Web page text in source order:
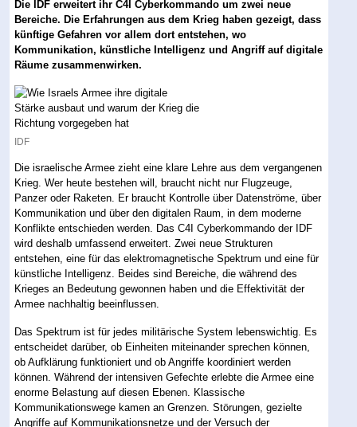
Die IDF erweitert ihr C4I Cyberkommando um zwei neue
Bereiche. Die Erfahrungen aus dem Krieg haben gezeigt, dass
künftige Gefahren vor allem dort entstehen, wo
Kommunikation, künstliche Intelligenz und Angriff auf digitale
Räume zusammenwirken.
IDF
Die israelische Armee zieht eine klare Lehre aus dem vergangenen
Krieg. Wer heute bestehen will, braucht nicht nur Flugzeuge,
Panzer oder Raketen. Er braucht Kontrolle über Datenströme, über
Kommunikation und über den digitalen Raum, in dem moderne
Konflikte entschieden werden. Das C4I Cyberkommando der IDF
wird deshalb umfassend erweitert. Zwei neue Strukturen
entstehen, eine für das elektromagnetische Spektrum und eine für
künstliche Intelligenz. Beides sind Bereiche, die während des
Krieges an Bedeutung gewonnen haben und die Effektivität der
Armee nachhaltig beeinflussen.
Das Spektrum ist für jedes militärische System lebenswichtig. Es
entscheidet darüber, ob Einheiten miteinander sprechen können,
ob Aufklärung funktioniert und ob Angriffe koordiniert werden
können. Während der intensiven Gefechte erlebte die Armee eine
enorme Belastung auf diesen Ebenen. Klassische
Kommunikationswege kamen an Grenzen. Störungen, gezielte
Angriffe auf Kommunikationsnetze und der Versuch der